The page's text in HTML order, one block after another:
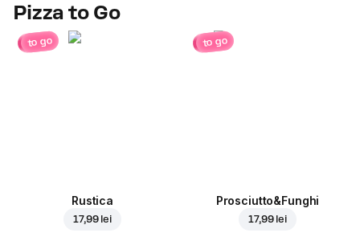
Pizza to Go
to go
Rustica
17,99 lei
to go
Prosciutto&Funghi
17,99 lei